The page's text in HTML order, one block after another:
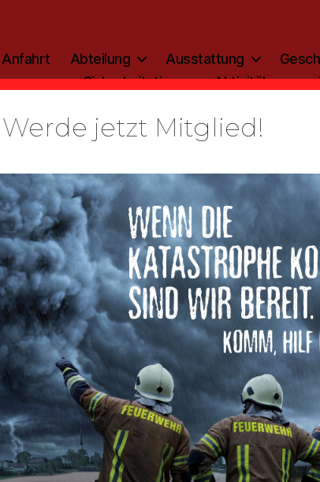
Anfahrt Abteilung Ausstattung
Sicherheitstipp
Aktivitäten
im
–
Werde jetzt Mitglied!